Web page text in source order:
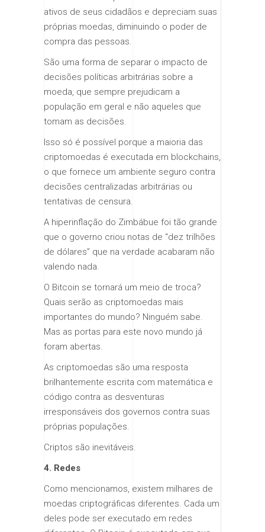
ativos de seus cidadãos e depreciam suas
próprias moedas, diminuindo o poder de
compra das pessoas.
São uma forma de separar o impacto de
decisões políticas arbitrárias sobre a
moeda, que sempre prejudicam a
população em geral e não aqueles que
tomam as decisões.
Isso só é possível porque a maioria das
criptomoedas é executada em blockchains,
o que fornece um ambiente seguro contra
decisões centralizadas arbitrárias ou
tentativas de censura.
A hiperinflação do Zimbábue foi tão grande
que o governo criou notas de “dez trilhões
de dólares” que na verdade acabaram não
valendo nada.
O Bitcoin se tornará um meio de troca?
Quais serão as criptomoedas mais
importantes do mundo? Ninguém sabe.
Mas as portas para este novo mundo já
foram abertas.
As criptomoedas são uma resposta
brilhantemente escrita com matemática e
código contra as desventuras
irresponsáveis dos governos contra suas
próprias populações.
Criptos são inevitáveis.
4. Redes
Como mencionamos, existem milhares de
moedas criptográficas diferentes. Cada um
deles pode ser executado em redes